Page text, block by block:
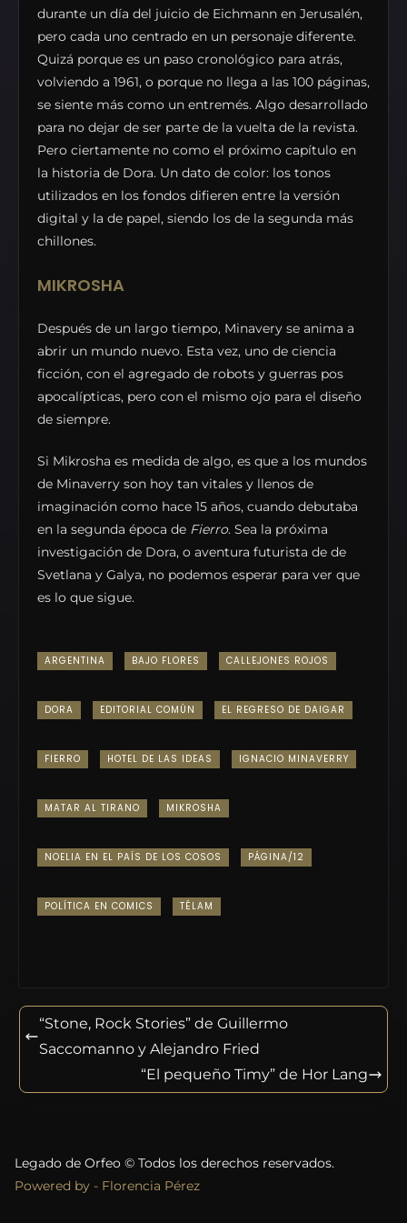
durante un día del juicio de Eichmann en Jerusalén,
pero cada uno centrado en un personaje diferente.
Quizá porque es un paso cronológico para atrás,
volviendo a 1961, o porque no llega a las 100 páginas,
se siente más como un entremés. Algo desarrollado
para no dejar de ser parte de la vuelta de la revista.
Pero ciertamente no como el próximo capítulo en
la historia de Dora. Un dato de color: los tonos
utilizados en los fondos difieren entre la versión
digital y la de papel, siendo los de la segunda más
chillones.
MIKROSHA
Después de un largo tiempo, Minavery se anima a
abrir un mundo nuevo. Esta vez, uno de ciencia
ficción, con el agregado de robots y guerras pos
apocalípticas, pero con el mismo ojo para el diseño
de siempre.
Si Mikrosha es medida de algo, es que a los mundos
de Minaverry son hoy tan vitales y llenos de
imaginación como hace 15 años, cuando debutaba
en la segunda época de Fierro. Sea la próxima
investigación de Dora, o aventura futurista de de
Svetlana y Galya, no podemos esperar para ver que
es lo que sigue.
ARGENTINA BAJO FLORES CALLEJONES ROJOS
DORA EDITORIAL COMÚN EL REGRESO DE DAIGAR
FIERRO HOTEL DE LAS IDEAS IGNACIO MINAVERRY
MATAR AL TIRANO MIKROSHA
NOELIA EN EL PAÍS DE LOS COSOS PÁGINA/12
POLÍTICA EN COMICS TÉLAM
“Stone, Rock Stories” de Guillermo
Saccomanno y Alejandro Fried
“El pequeño Timy” de Hor Lang
Legado de Orfeo © Todos los derechos reservados.
Powered by - Florencia Pérez